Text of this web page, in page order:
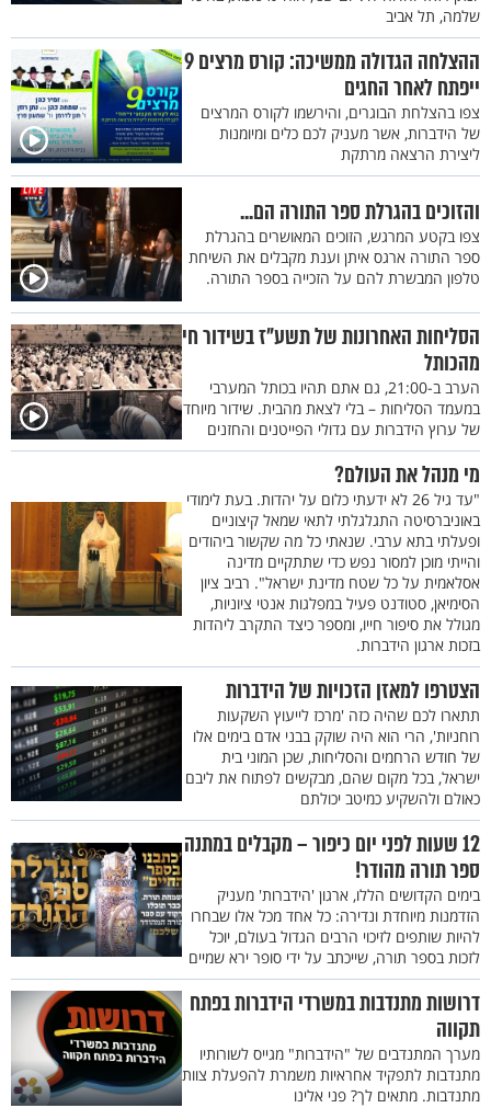
שלמה, תל אביב
ההצלחה הגדולה ממשיכה: קורס מרצים 9
ייפתח לאחר החגים
צפו בהצלחת הבוגרים, והירשמו לקורס המרצים
של הידברות, אשר מעניק לכם כלים ומיומנות
ליצירת הרצאה מרתקת
והזוכים בהגרלת ספר התורה הם...
צפו בקטע המרגש, הזוכים המאושרים בהגרלת
ספר התורה ארגס איתן וענת מקבלים את השיחת
טלפון המבשרת להם על הזכייה בספר התורה.
הסליחות האחרונות של תשע"ז בשידור חי
מהכותל
הערב ב-21:00, גם אתם תהיו בכותל המערבי
במעמד הסליחות – בלי לצאת מהבית. שידור מיוחד
של ערוץ הידברות עם גדולי הפייטנים והחזנים
מי מנהל את העולם?
"עד גיל 26 לא ידעתי כלום על יהדות. בעת לימודי
באוניברסיטה התגלגלתי לתאי שמאל קיצוניים
ופעלתי בתא ערבי. שנאתי כל מה שקשור ביהודים
והייתי מוכן למסור נפש כדי שתתקיים מדינה
אסלאמית על כל שטח מדינת ישראל". רביב ציון
הסימיאן, סטודנט פעיל במפלגות אנטי ציוניות,
מגולל את סיפור חייו, ומספר כיצד התקרב ליהדות
בזכות ארגון הידברות.
הצטרפו למאזן הזכויות של הידברות
תתארו לכם שהיה כזה 'מרכז לייעוץ השקעות
רוחניות', הרי הוא היה שוקק בבני אדם בימים אלו
של חודש הרחמים והסליחות, שכן המוני בית
ישראל, בכל מקום שהם, מבקשים לפתוח את ליבם
כאולם ולהשקיע כמיטב יכולתם
12 שעות לפני יום כיפור – מקבלים במתנה
ספר תורה מהודר!
בימים הקדושים הללו, ארגון 'הידברות' מעניק
הזדמנות מיוחדת ונדירה: כל אחד מכל אלו שבחרו
להיות שותפים לזיכוי הרבים הגדול בעולם, יוכל
לזכות בספר תורה, שייכתב על ידי סופר ירא שמיים
דרושות מתנדבות במשרדי הידברות בפתח
תקווה
מערך המתנדבים של "הידברות" מגייס לשורותיו
מתנדבות לתפקיד אחראיות משמרת להפעלת צוות
מתנדבות. מתאים לך? פני אלינו